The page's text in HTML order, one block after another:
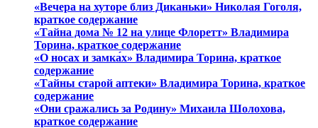
«Вечера на хуторе близ Диканьки» Николая Гоголя,
краткое содержание
«Тайна дома № 12 на улице Флоретт» Владимира
Торина, краткое содержание
«О носах и замка́х» Владимира Торина, краткое
содержание
«Тайны старой аптеки» Владимира Торина, краткое
содержание
«Они сражались за Родину» Михаила Шолохова,
краткое содержание